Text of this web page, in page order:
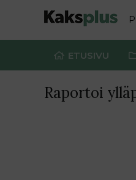
ETUSIVU
Raportoi